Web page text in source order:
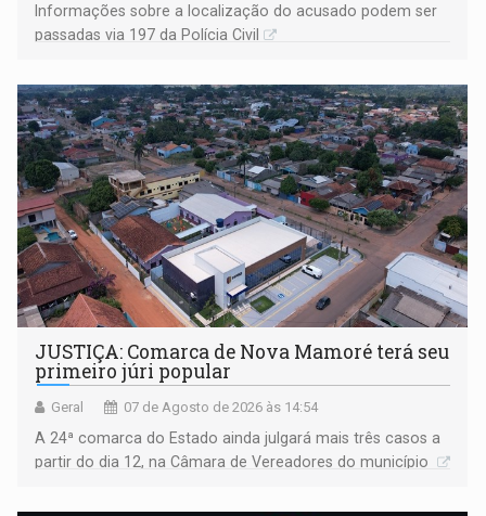
Informações sobre a localização do acusado podem ser
passadas via 197 da Polícia Civil
JUSTIÇA: Comarca de Nova Mamoré terá seu
primeiro júri popular
Geral 07 de Agosto de 2026 às 14:54
A 24ª comarca do Estado ainda julgará mais três casos a
partir do dia 12, na Câmara de Vereadores do município